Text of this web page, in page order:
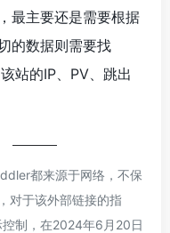
最主要还是需要根据
的数据则需要找
站的IP、PV、跳出
都来源于网络，不保
对于该外部链接的指
制，在2024年6月20日